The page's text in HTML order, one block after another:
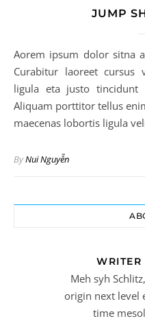
JUMP
Aorem ipsum dolor sitna amet, no ectetur adipiscing elit.
Curabitur laoreet
ligula eta justo tincidunt
Aliquam porttitor tellus
maecenas lobortis ligula
ByNui Nguyễn
WRITER
Meh syh
origin next level
time